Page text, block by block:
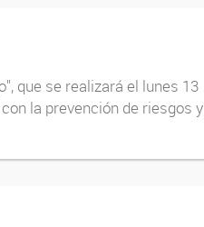
que se realizará el lunes 13
la prevención de riesgos y